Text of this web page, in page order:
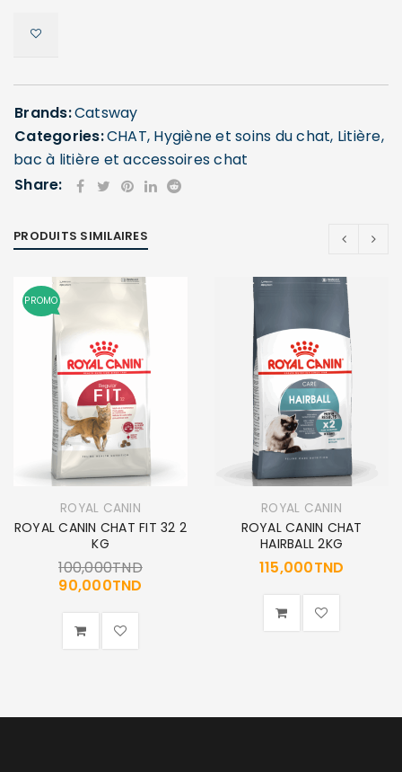
Brands:Catsway
Categories:CHAT, Hygiène et soins du chat, Litière,
bac à litière et accessoires chat
Share:
PRODUITS SIMILAIRES
PROMO
ROYAL CANIN
ROYAL CANIN CHAT FIT 32 2
KG
100,000TND
90,000TND
ROYAL CANIN
ROYAL CANIN CHAT
HAIRBALL 2KG
115,000TND